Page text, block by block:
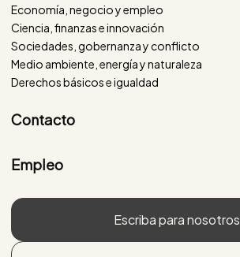
Economía, negocio y empleo
Ciencia, finanzas e innovación
Sociedades, gobernanza y conflicto
Medio ambiente, energía y naturaleza
Derechos básicos e igualdad
Contacto
Empleo
Escriba para nosotros